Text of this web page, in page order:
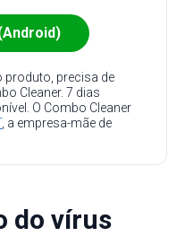
produto, precisa de
Cleaner. 7 dias
O Combo Cleaner
, a empresa-mãe de
do vírus